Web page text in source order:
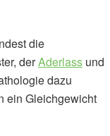
die
derAderlass und
dazu
ein Gleichgewicht